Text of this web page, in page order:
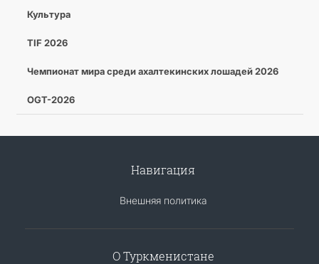
Культура
TIF 2026
Чемпионат мира среди ахалтекинских лошадей 2026
OGT-2026
Навигация
Внешняя политика
О Туркменистане